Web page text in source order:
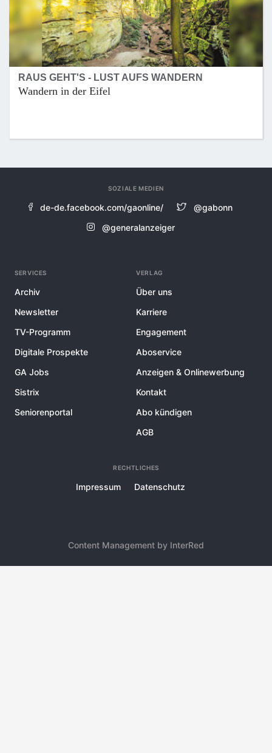
RAUS GEHT'S - LUST AUFS WANDERN
Wandern in der Eifel
SOZIALE MEDIEN
de-de.facebook.com/gaonline/
@gabonn
@generalanzeiger
SERVICES
Archiv
Newsletter
TV-Programm
Digitale Prospekte
GA Jobs
Sistrix
Seniorenportal
VERLAG
Über uns
Karriere
Engagement
Aboservice
Anzeigen & Onlinewerbung
Kontakt
Abo kündigen
AGB
RECHTLICHES
Impressum Datenschutz
Content Management by InterRed